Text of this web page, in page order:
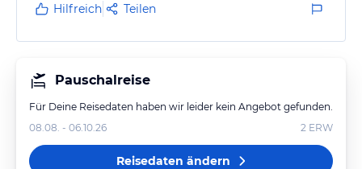
Hilfreich Teilen
Pauschalreise
Für Deine Reisedaten haben wir leider kein Angebot gefunden.
08.08. - 06.10.26
2 ERW
Reisedaten ändern